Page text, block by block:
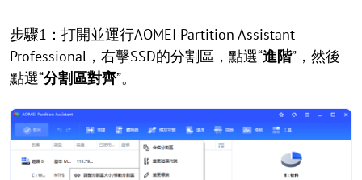
步驟1：打開並運行AOMEI Partition Assistant
Professional，右擊SSD的分割區，點選“進階”，然後
點選“分割區對齊”。